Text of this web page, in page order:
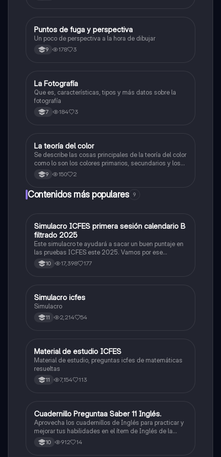
Artes
Puntos de fuga y perspectiva
Un poco de perspectiva a la hora de dibujar
9 178 3
Artes
La Fotografía
Que es, características, tipos y más datos sobre la
fotografía
7 184 3
Artes
La teoría del color
Se describe las cosas principales de la teoría del color
como lo son los colores primarios, secundarios y los
colores cálidos y fríos es un resumen y sus ejemplos
9 150 2
Contenidos más populares 9
ICFES: Matemáticas
Simulacro ICFES primera sesión calendario B
filtrado 2025
Este simulacro te ayudará a sacar un buen puntaje en
las pruebas ICFES este 2025. Vamos por ese
500/500. Y poder ser admitido en la universidad que
quieras, estudiar la carrera que quieres y no la que te
10 17,398 177
ICFES: Lectura Crítica
Simulacro icfes
Simulacro
11 2,214 54
ICFES: Matemáticas
Material de estudio ICFES
Material de estudio, preguntas icfes de matemáticas
resueltas
11 7,154 113
ICFES: Inglés
Cuadernillo Preguntaa Saber 11 Inglés.
Aprovecha los cuadernillos de Inglés para practicar y
mejorar tus habilidades en el ítem de Inglés de la
Prueba Saber 11. 🫡
10 912 14